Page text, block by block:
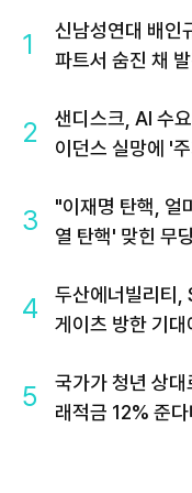
1
신남성연대 배인
파트서 숨진 채
2
샌디스크, AI 수
이던스 실망에 '
3
"이재명 탄핵, 얼
열 탄핵' 맞힌 무
4
두산에너빌리티,
게이츠 방한 기
5
국가가 청년 상
래적금 12% 준